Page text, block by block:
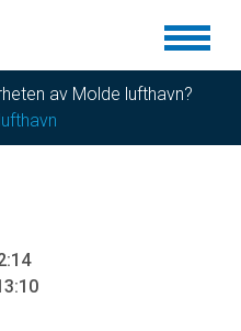
av Molde lufthavn?